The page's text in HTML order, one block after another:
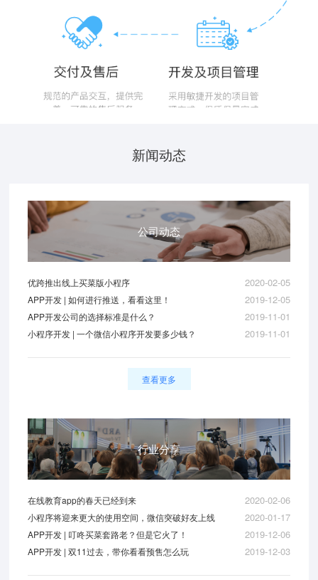
新闻动态
公司动态
优跨推出线上买菜版小程序 2020-02-05
APP开发 | 如何进行推送，看看这里！ 2019-12-05
APP开发公司的选择标准是什么？ 2019-11-01
小程序开发 | 一个微信小程序开发要多少钱？ 2019-11-01
查看更多
行业分享
在线教育app的春天已经到来 2020-02-06
小程序将迎来更大的使用空间，微信突破好友上线 2020-01-17
APP开发 | 叮咚买菜套路老？但是它火了！ 2019-12-06
APP开发 | 双11过去，带你看看预售怎么玩 2019-12-03